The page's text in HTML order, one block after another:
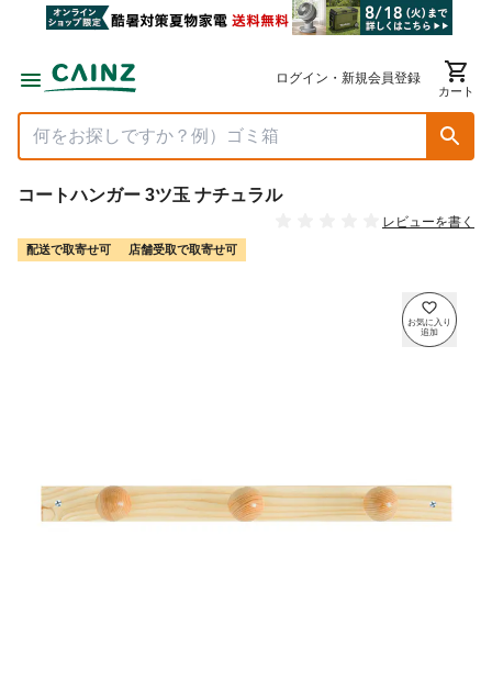
ログイン・新規会員登録
カート
コートハンガー 3ツ玉 ナチュラル
レビューを書く
配送で取寄せ可 店舗受取で取寄せ可